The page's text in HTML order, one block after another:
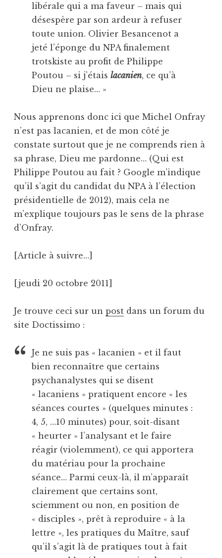
libérale qui a ma faveur – mais qui
désespère par son ardeur à refuser
toute union. Olivier Besancenot a
jeté l’éponge du NPA finalement
trotskiste au profit de Philippe
Poutou – si j’étais lacanien, ce qu’à
Dieu ne plaise… »
Nous apprenons donc ici que Michel Onfray
n’est pas lacanien, et de mon côté je
constate surtout que je ne comprends rien à
sa phrase, Dieu me pardonne… (Qui est
Philippe Poutou au fait ? Google m’indique
qu’il s’agit du candidat du NPA à l’élection
présidentielle de 2012), mais cela ne
m’explique toujours pas le sens de la phrase
d’Onfray.
[Article à suivre…]
[jeudi 20 octobre 2011]
Je trouve ceci sur un post dans un forum du
site Doctissimo :
Je ne suis pas « lacanien » et il faut
bien reconnaître que certains
psychanalystes qui se disent
« lacaniens » pratiquent encore « les
séances courtes » (quelques minutes :
4, 5, …10 minutes) pour, soit-disant
« heurter » l’analysant et le faire
réagir (violemment), ce qui apportera
du matériau pour la prochaine
séance… Parmi ceux-là, il m’apparaît
clairement que certains sont,
sciemment ou non, en position de
« disciples », prêt à reproduire « à la
lettre », les pratiques du Maître, sauf
qu’il s’agit là de pratiques tout à fait